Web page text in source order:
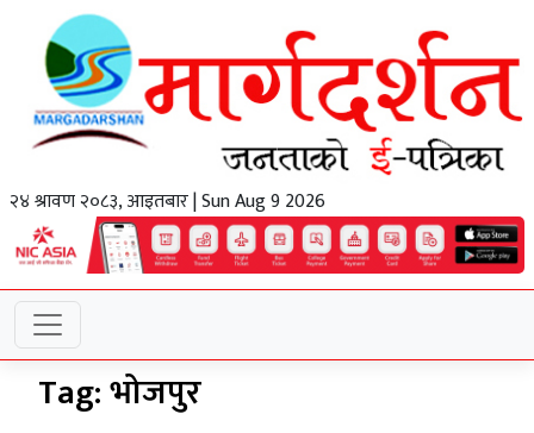
२४ श्रावण २०८३, आइतबार | Sun Aug 9 2026
Tag:भोजपुर